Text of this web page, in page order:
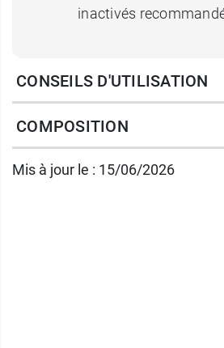
inactivés
Conditionnement :
CONSEILS D'UTILISATION
COMPOSITION
Mis à jour le : 15/06/2026